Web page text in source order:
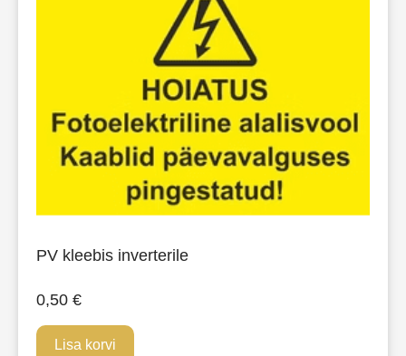
PV kleebis inverterile
0,50 €
Lisa korvi